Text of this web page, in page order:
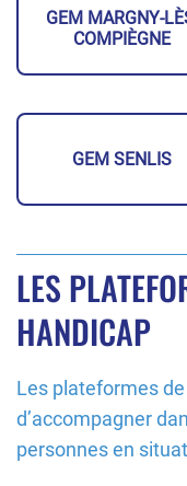
GEM MARGNY-
COMPIÈGNE
GEM SENLIS
LES
HANDICAP
Les plateformes
d’accompagner
personnes en